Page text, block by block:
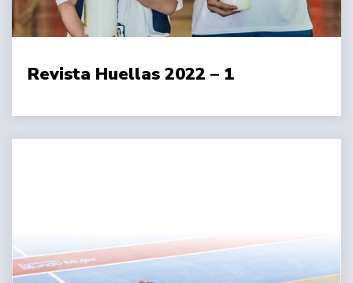
Revista Huellas 2022 – 1